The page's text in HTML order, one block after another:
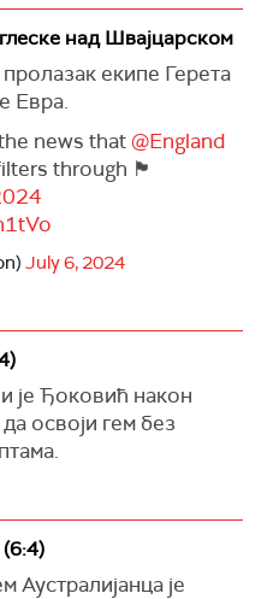
над Швајцарском
екипе Герета
Евра.
news that @England
through 🏴󠁧󠁢󠁥󠁮󠁧󠁿
July 6, 2024
је Ђоковић након
освоји гем без
Аустралијанца је